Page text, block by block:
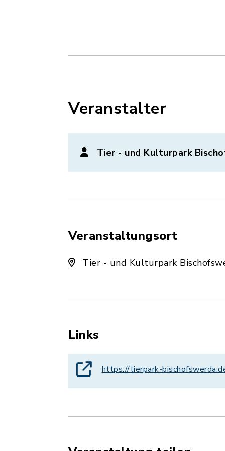
Veranstalter
Tier - und Kulturpark
Veranstaltungsort
Tier - und Kulturpark
Links
https://tierpark-